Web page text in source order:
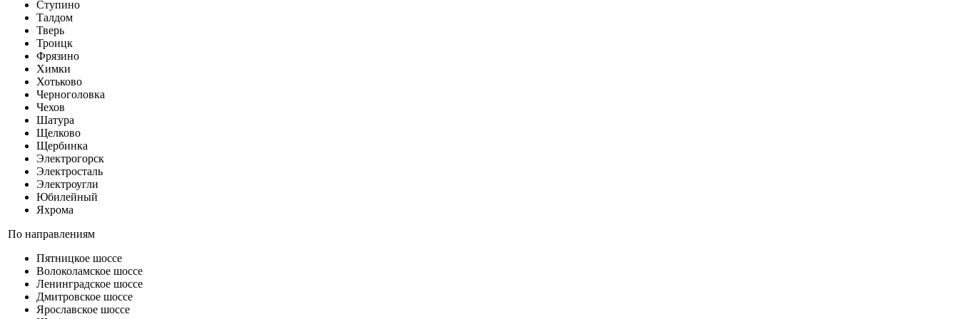
Ступино
Талдом
Тверь
Троицк
Фрязино
Химки
Хотьково
Черноголовка
Чехов
Шатура
Щелково
Щербинка
Электрогорск
Электросталь
Электроугли
Юбилейный
Яхрома
По направлениям
Пятницкое шоссе
Волоколамское шоссе
Ленинградское шоссе
Дмитровское шоссе
Ярославское шоссе